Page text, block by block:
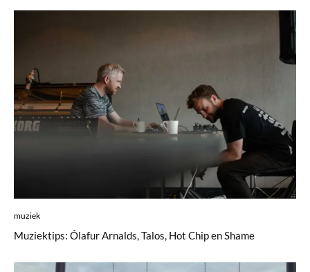
muziek
Muziektips: Ólafur Arnalds, Talos, Hot Chip en Shame